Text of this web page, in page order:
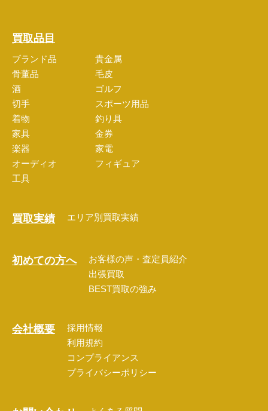
買取品目
ブランド品
貴金属
骨董品
毛皮
酒
ゴルフ
切手
スポーツ用品
着物
釣り具
家具
金券
楽器
家電
オーディオ
フィギュア
工具
買取実績 エリア別買取実績
初めての方へ
お客様の声・査定員紹介
出張買取
BEST買取の強み
会社概要
採用情報
利用規約
コンプライアンス
プライバシーポリシー